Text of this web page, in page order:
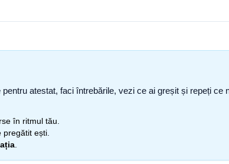
atestat, faci întrebările, vezi ce ai greșit și repeți
în ritmul tău.
ești.